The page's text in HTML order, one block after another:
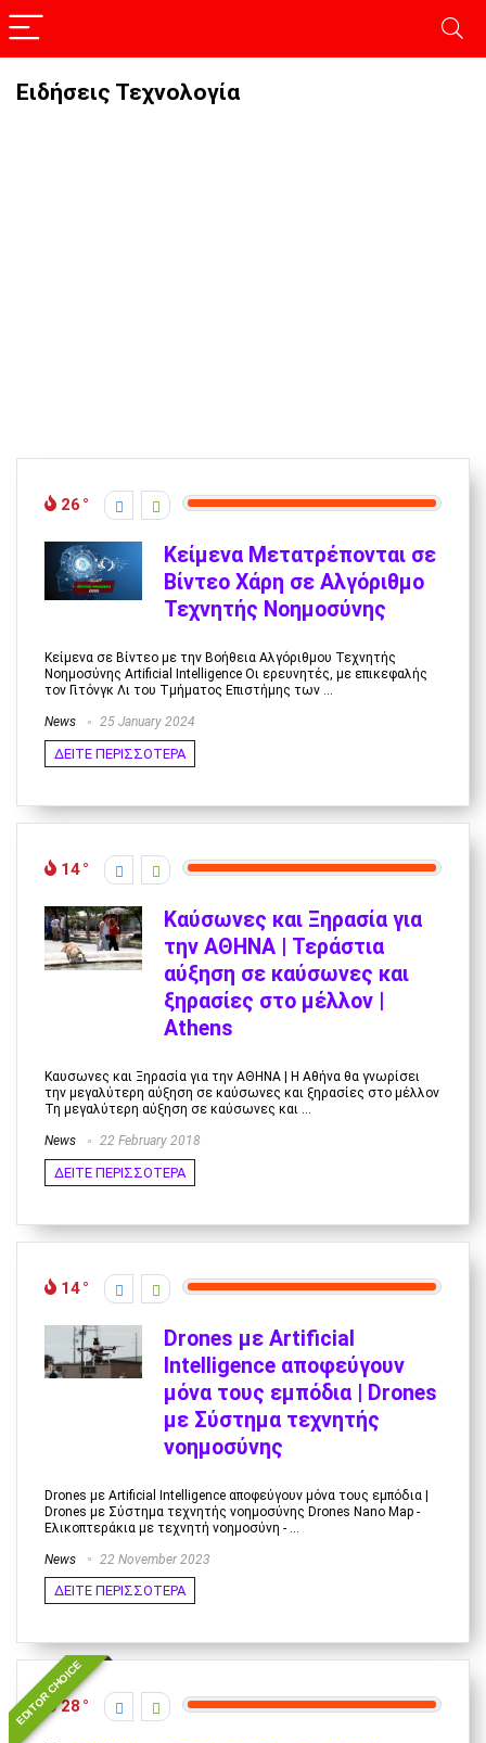
Ειδήσεις Τεχνολογία
26
Κείμενα Μετατρέπονται σε
Βίντεο Χάρη σε Αλγόριθμο
Τεχνητής Νοημοσύνης
Κείμενα σε Βίντεο με την Βοήθεια Αλγόριθμου Τεχνητής
Νοημοσύνης Artificial Intelligence Οι ερευνητές, με επικεφαλής
τον Γιτόνγκ Λι του Τμήματος Επιστήμης των ...
News 25 January 2024
ΔΕΙΤΕ ΠΕΡΙΣΣΟΤΕΡΑ
14
Καύσωνες και Ξηρασία για
την ΑΘΗΝΑ | Τεράστια
αύξηση σε καύσωνες και
ξηρασίες στο μέλλον |
Athens
Καυσωνες και Ξηρασία για την ΑΘΗΝΑ | Η Αθήνα θα γνωρίσει
την μεγαλύτερη αύξηση σε καύσωνες και ξηρασίες στο μέλλον
Τη μεγαλύτερη αύξηση σε καύσωνες και ...
News 22 February 2018
ΔΕΙΤΕ ΠΕΡΙΣΣΟΤΕΡΑ
14
Drones με Artificial
Intelligence αποφεύγουν
μόνα τους εμπόδια | Drones
με Σύστημα τεχνητής
νοημοσύνης
Drones με Artificial Intelligence αποφεύγουν μόνα τους εμπόδια |
Drones με Σύστημα τεχνητής νοημοσύνης Drones Nano Map -
Ελικοπτεράκια με τεχνητή νοημοσύνη - ...
News 22 November 2023
ΔΕΙΤΕ ΠΕΡΙΣΣΟΤΕΡΑ
EDITOR CHOICE
28